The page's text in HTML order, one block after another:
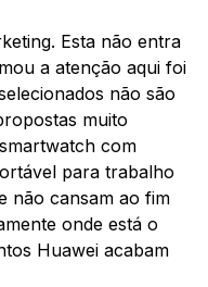
Esta não entra
a atenção aqui foi
não são
muito
com
para trabalho
não cansam ao fim
onde está o
Huawei acabam